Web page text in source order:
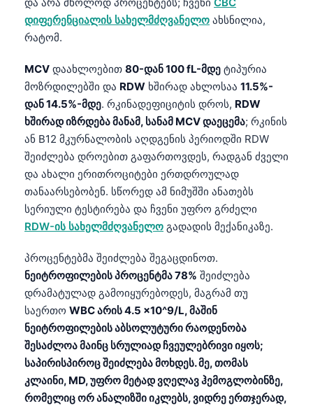
დიფერენციალის სახელმძღვანელო ახსნილია,
რატომ.
MCV დაახლოებით 80-დან 100 fL-მდე ტიპურია
მოზრდილებში და RDW ხშირად ახლოსაა 11.5%-
დან 14.5%-მდე. რკინადეფიციტის დროს, RDW
ხშირად იზრდება მანამ, სანამ MCV დაეცემა; რკინის
ან B12 მკურნალობის აღდგენის პერიოდში RDW
შეიძლება დროებით გაფართოვდეს, რადგან ძველი
და ახალი ერითროციტები ერთდროულად
თანაარსებობენ. სწორედ ამ ნიმუშში ანათებს
სერიული ტესტირება და ჩვენი უფრო გრძელი
RDW-ის სახელმძღვანელო გადადის მექანიკაზე.
პროცენტებმა შეიძლება შეგაცდინოთ.
ნეიტროფილების პროცენტმა 78% შეიძლება
დრამატულად გამოიყურებოდეს, მაგრამ თუ
საერთო WBC არის 4.5 ×10^9/L, მაშინ
ნეიტროფილების აბსოლუტური რაოდენობა
შესაძლოა მაინც სრულიად ჩვეულებრივი იყოს;
საპირისპიროც შეიძლება მოხდეს. მე, თომას
კლაინი, MD, უფრო მეტად ვღელავ ჰემოგლობინზე,
რომელიც ორ ანალიზში იკლებს, ვიდრე ერთჯერად,
Slovenčina
كوردی‎
پښتو
سنڌي
සිංහල
অসমীয়া
Galego
Македонски јазик
Euskara
Gàidhlig
Occitan
العربية المغربية
Afrikaans
Монгол
Basa Jawa
Cebuano